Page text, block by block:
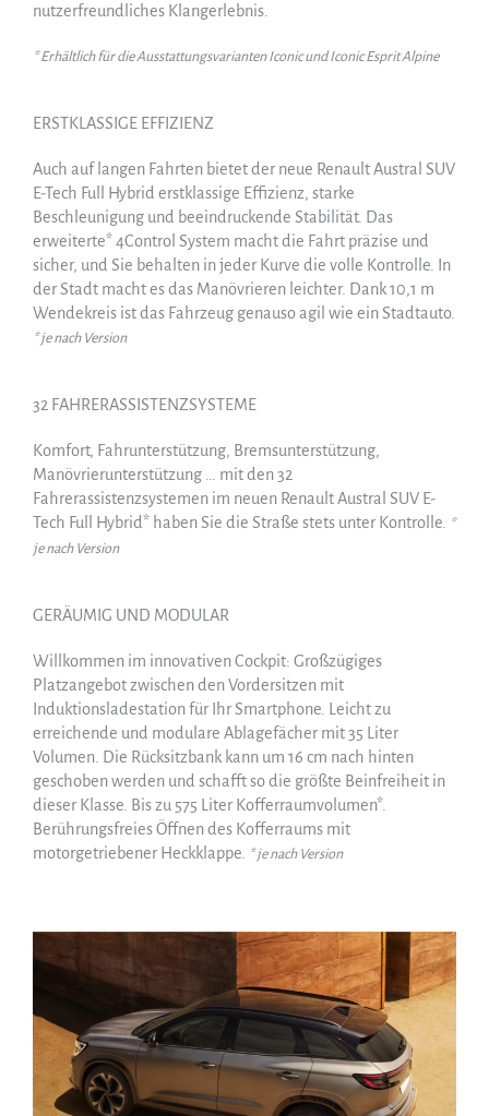
nutzerfreundliches Klangerlebnis.
* Erhältlich für die Ausstattungsvarianten Iconic und Iconic Esprit Alpine
ERSTKLASSIGE EFFIZIENZ
Auch auf langen Fahrten bietet der neue Renault Austral SUV
E-Tech Full Hybrid erstklassige Effizienz, starke
Beschleunigung und beeindruckende Stabilität. Das
erweiterte* 4Control System macht die Fahrt präzise und
sicher, und Sie behalten in jeder Kurve die volle Kontrolle. In
der Stadt macht es das Manövrieren leichter. Dank 10,1 m
Wendekreis ist das Fahrzeug genauso agil wie ein Stadtauto.
* je nach Version
32 FAHRERASSISTENZSYSTEME
Komfort, Fahrunterstützung, Bremsunterstützung,
Manövrierunterstützung … mit den 32
Fahrerassistenzsystemen im neuen Renault Austral SUV E-
Tech Full Hybrid* haben Sie die Straße stets unter Kontrolle.
*
je nach Version
GERÄUMIG UND MODULAR
Willkommen im innovativen Cockpit: Großzügiges
Platzangebot zwischen den Vordersitzen mit
Induktionsladestation für Ihr Smartphone. Leicht zu
erreichende und modulare Ablagefächer mit 35 Liter
Volumen. Die Rücksitzbank kann um 16 cm nach hinten
geschoben werden und schafft so die größte Beinfreiheit in
dieser Klasse. Bis zu 575 Liter Kofferraumvolumen*.
Berührungsfreies Öffnen des Kofferraums mit
motorgetriebener Heckklappe.
* je nach Version